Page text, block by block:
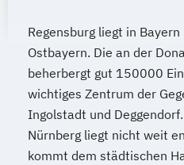
Regensburg liegt in
Ostbayern. Die an der
beherbergt gut 150000
wichtiges Zentrum der
Ingolstadt und
Nürnberg liegt nicht weit
kommt dem städtischen